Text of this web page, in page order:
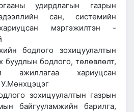
удирдлагын газрын
сан, системийн
мэргэжилтэн -
бодлого зохицуулалтын
буудлын бодлого, төлөвлөлт,
ажиллагаа хариуцсан
зохицуулалтын газрын
байгууламжийн барилга,